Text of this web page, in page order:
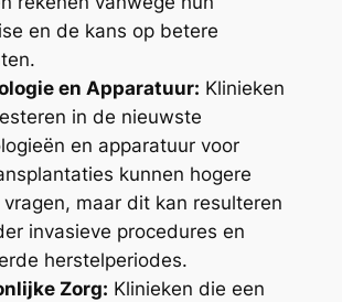
en de kans op betere
en Apparatuur: Klinieken
in de nieuwste
en apparatuur voor
kunnen hogere
vragen, maar dit kan resulteren
invasieve procedures en
herstelperiodes.
Zorg: Klinieken die een